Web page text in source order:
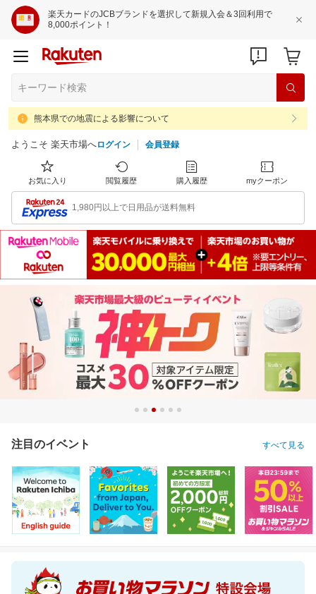
楽天カードのJCBブランドを選択して新規入会＆3回利用で
8,000ポイント！
熊本県での地震による影響について
ようこそ 楽天市場へログイン 会員登録
お気に入り 閲覧履歴 購入履歴 myクーポン
1,980円以上で日用品が送料無料
注目のイベント すべて見る